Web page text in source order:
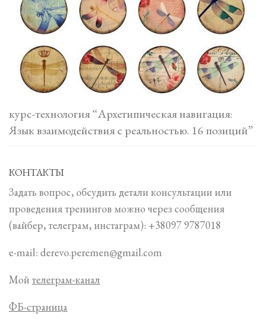
курс-технология “Архетипическая навигация:
Язык взаимодействия с реальностью. 16 позиций”
КОНТАКТЫ
Задать вопрос, обсудить детали консультации или
проведения тренингов можно через сообщения
(вайбер, телеграм, инстаграм): +38097 9787018
e-mail: derevo.peremen@gmail.com
Мой телеграм-канал
ФБ-страница